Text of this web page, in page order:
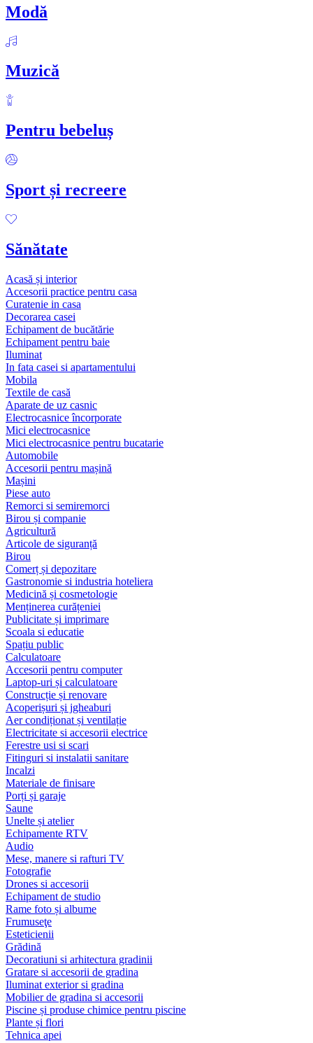
Modă
Muzică
Pentru bebeluș
Sport și recreere
Sănătate
Acasă și interior
Accesorii practice pentru casa
Curatenie in casa
Decorarea casei
Echipament de bucătărie
Echipament pentru baie
Iluminat
In fata casei si apartamentului
Mobila
Textile de casă
Aparate de uz casnic
Electrocasnice încorporate
Mici electrocasnice
Mici electrocasnice pentru bucatarie
Automobile
Accesorii pentru mașină
Mașini
Piese auto
Remorci si semiremorci
Birou și companie
Agricultură
Articole de siguranță
Birou
Comerț și depozitare
Gastronomie si industria hoteliera
Medicină și cosmetologie
Menținerea curățeniei
Publicitate și imprimare
Scoala si educatie
Spațiu public
Calculatoare
Accesorii pentru computer
Laptop-uri și calculatoare
Construcție și renovare
Acoperișuri și jgheaburi
Aer condiționat și ventilație
Electricitate si accesorii electrice
Ferestre usi si scari
Fitinguri si instalatii sanitare
Incalzi
Materiale de finisare
Porți și garaje
Saune
Unelte și atelier
Echipamente RTV
Audio
Mese, manere si rafturi TV
Fotografie
Drones si accesorii
Echipament de studio
Rame foto și albume
Frumuseţe
Esteticienii
Grădină
Decoratiuni si arhitectura gradinii
Gratare si accesorii de gradina
Iluminat exterior si gradina
Mobilier de gradina si accesorii
Piscine și produse chimice pentru piscine
Plante și flori
Tehnica apei